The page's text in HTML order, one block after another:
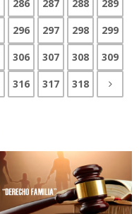
286 287 288
289
296 297 298
299
306 307 308
309
316 317 318